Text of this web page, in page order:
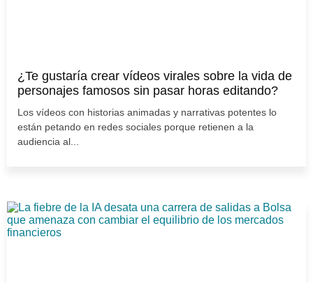
¿Te gustaría crear vídeos virales sobre la vida de
personajes famosos sin pasar horas editando?
Los vídeos con historias animadas y narrativas potentes lo
están petando en redes sociales porque retienen a la
audiencia al...